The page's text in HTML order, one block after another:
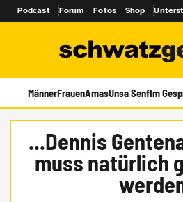
Podcast Forum Fotos Shop
MännerFrauenAmasUnsa SenfIm
...Dennis
muss natürlich